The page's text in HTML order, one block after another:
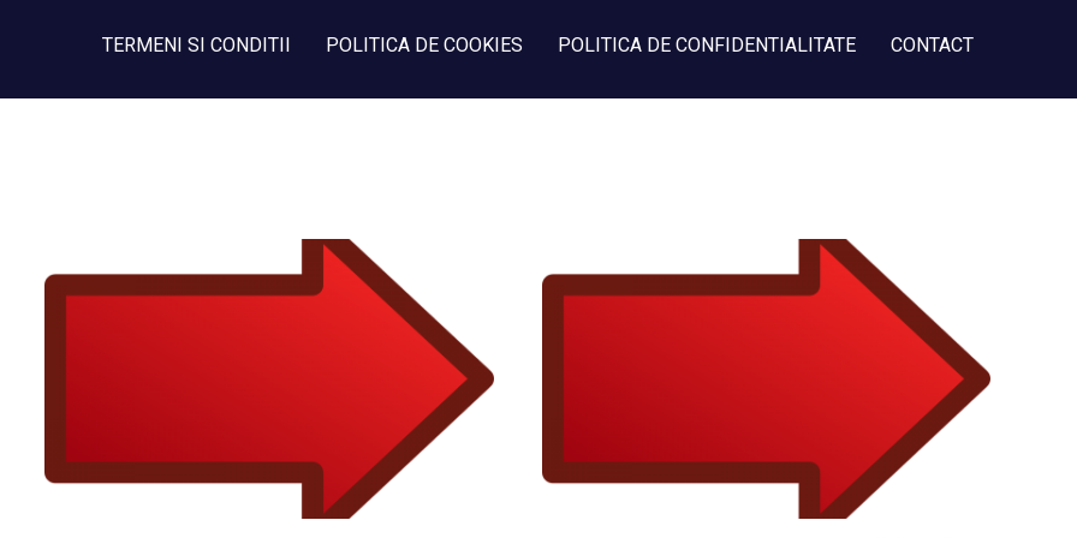
TERMENI SI CONDITII POLITICA DE COOKIES POLITICA DE CONFIDENTIALITATE CONTACT